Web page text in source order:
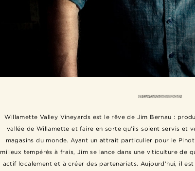
Willamette Valley Vineyards est le rêve de Jim Bernau :
vallée de Willamette et faire en sorte qu’ils soient servis et
magasins du monde. Ayant un attrait particulier pour le
milieux tempérés à frais, Jim se lance dans une viticulture de
actif localement et à créer des partenariats. Aujourd’hui, il